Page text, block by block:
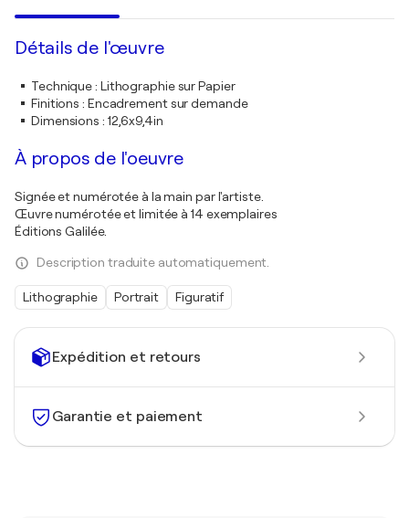
Expédition et retours
Garantie et paiement
Détails de l'œuvre
Technique: Lithographie sur Papier
Finitions : Encadrement sur demande
Dimensions : 12,6x9,4in
À propos de l'oeuvre
Signée et numérotée à la main par l'artiste.
Œuvre numérotée et limitée à 14 exemplaires
Éditions Galilée.
Description traduite automatiquement.
Lithographie Portrait Figuratif